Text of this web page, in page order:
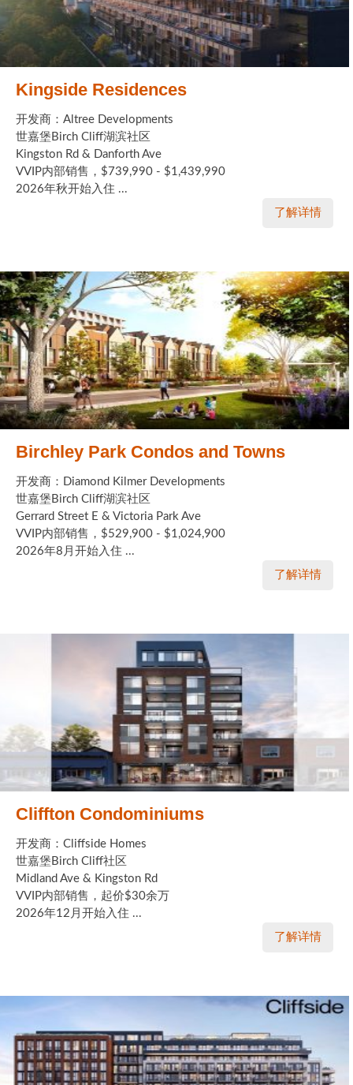
Kingside Residences
开发商：Altree Developments
世嘉堡Birch Cliff湖滨社区
Kingston Rd & Danforth Ave
VVIP内部销售，$739,990 - $1,439,990
2026年秋开始入住 ...
了解详情
Birchley Park Condos and Towns
开发商：Diamond Kilmer Developments
世嘉堡Birch Cliff湖滨社区
Gerrard Street E & Victoria Park Ave
VVIP内部销售，$529,900 - $1,024,900
2026年8月开始入住 ...
了解详情
Cliffton Condominiums
开发商：Cliffside Homes
世嘉堡Birch Cliff社区
Midland Ave & Kingston Rd
VVIP内部销售，起价$30余万
2026年12月开始入住 ...
了解详情